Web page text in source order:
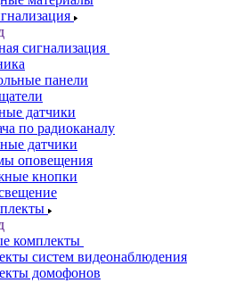
сигнализация
панели
датчики
по радиоканалу
датчики
оповещения
кнопки
комплекты
систем видеонаблюдения
домофонов